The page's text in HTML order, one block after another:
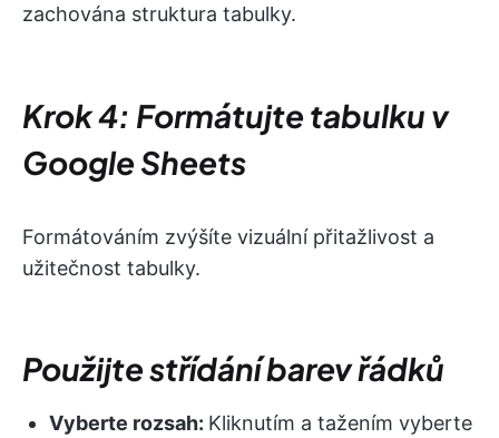
zachována struktura tabulky.
Krok 4: Formátujte tabulku v
Google Sheets
Formátováním zvýšíte vizuální přitažlivost a
užitečnost tabulky.
Použijte střídání barev řádků
Vyberte rozsah: Kliknutím a tažením vyberte